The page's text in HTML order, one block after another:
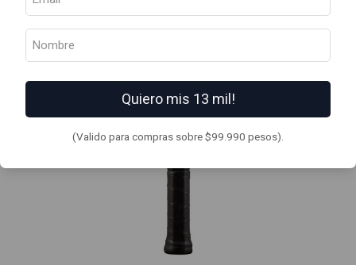
Quiero mis 13 mil!
(Valido para compras sobre $99.990 pesos).